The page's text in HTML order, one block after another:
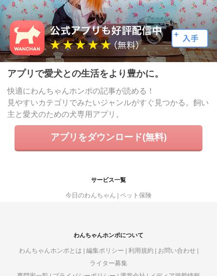
アプリで愛犬との生活をより豊かに。
快適にわんちゃんホンポの記事が読める！
見やすいカテゴリでみたいジャンルがすぐ見つかる。飼い
主と愛犬のための犬専用アプリ。
アプリをダウンロード(無料)
サービス一覧
今日のわんちゃん ペット保険
わんちゃんホンポについて
わんちゃんホンポとは 編集ポリシー 利用規約
お問い合わせ
ライター募集